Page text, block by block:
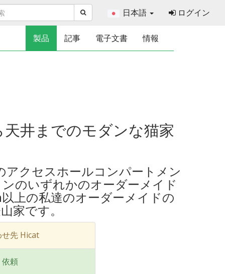
日本語 ログイン
製品 記事 電子文書 情報
井までのモダンな猫家
クセスホールコンパートメン
のいずれかのオーダーメイド
上の私達のオーダーメイドの
家です。
先 Hicat
頼